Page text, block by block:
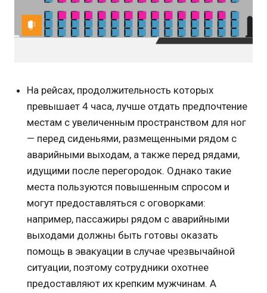
На рейсах, продолжительность которых
превышает 4 часа, лучше отдать предпочтение
местам с увеличенным пространством для ног
— перед сиденьями, размещенными рядом с
аварийными выходам, а также перед рядами,
идущими после перегородок. Однако такие
места пользуются повышенным спросом и
могут предоставляться с оговорками:
например, пассажиры рядом с аварийными
выходами должны быть готовы оказать
помощь в эвакуации в случае чрезвычайной
ситуации, поэтому сотрудники охотнее
предоставляют их крепким мужчинам. А